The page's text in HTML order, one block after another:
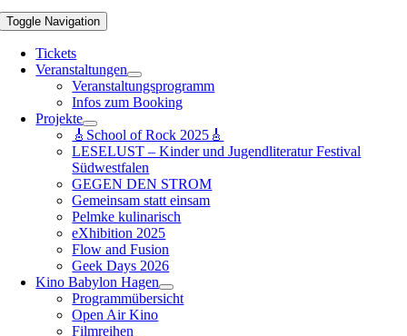
Toggle Navigation
Tickets
Veranstaltungen
Veranstaltungsprogramm
Infos zum Booking
Projekte
🎸School of Rock 2025🎸
LESELUST – Kinder und Jugendliteratur Festival
Südwestfalen
GEGEN DEN STROM
Gemeinsam statt einsam
Pelmke kulinarisch
eXhibition 2025
Flow and Fusion
Geek Days 2026
Kino Babylon Hagen
Programmübersicht
Open Air Kino
Filmreihen